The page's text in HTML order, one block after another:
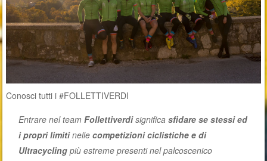
Conosci tutti i #FOLLETTIVERDI
Entrare nel teamFollettiverdisignificasfidare se stessi ed
i propri limitinellecompetizioni ciclistiche e di
Ultracycling più estreme presenti nel palcoscenico